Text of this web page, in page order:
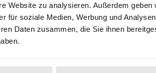
Website zu analysieren. Außerdem
für soziale Medien, Werbung und
Daten zusammen, die Sie ihnen
data